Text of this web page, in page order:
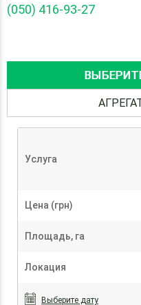
(050) 416-93-27
Услуга
Цена (грн)
Площадь, га
Локация
Выберите дату